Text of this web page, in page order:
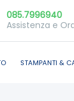
085.7996940
Assistenza e
STAMPANTI &